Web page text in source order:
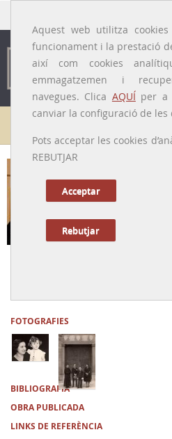
Aquest web utilitza
funcionament i la prestació
així com cookies
emmagatzemen i
navegues. Clica AQUÍper a
canviar la configuració de les
Pots acceptar les cookies
REBUTJAR
Acceptar
Rebutjar
Galeria de metges
[Barcelona, 1931 –
FOTOGRAFIES
BIBLIOGRAFIA
OBRA PUBLICADA
LINKS DE REFERÈNCIA